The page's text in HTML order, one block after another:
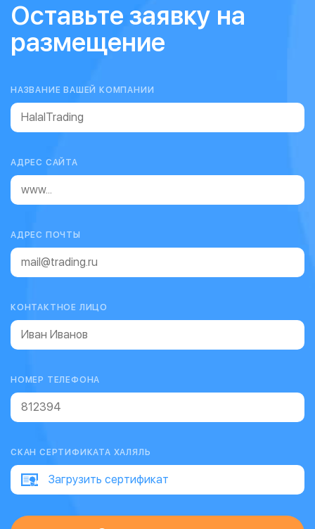
Оставьте заявку на
размещение
НАЗВАНИЕ ВАШЕЙ КОМПАНИИ
АДРЕС САЙТА
АДРЕС ПОЧТЫ
КОНТАКТНОЕ ЛИЦО
НОМЕР ТЕЛЕФОНА
СКАН СЕРТИФИКАТА ХАЛЯЛЬ
Загрузить сертификат